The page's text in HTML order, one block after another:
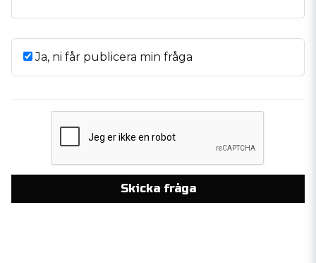
Ja, ni får publicera min fråga
Skicka fråga